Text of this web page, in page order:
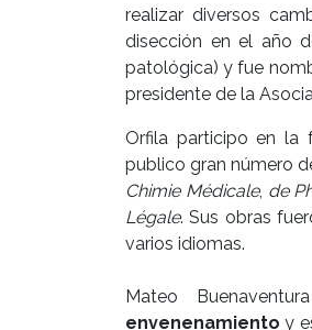
realizar diversos
disección en el año
patológica) y fue
presidente de la
Orfila participo en la
publico gran número
Chimie Médicale, de
Légale. Sus obras
varios idiomas.
Mateo
envenenamiento y